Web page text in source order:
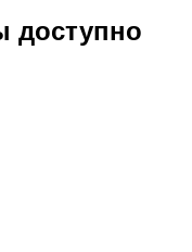
доступно